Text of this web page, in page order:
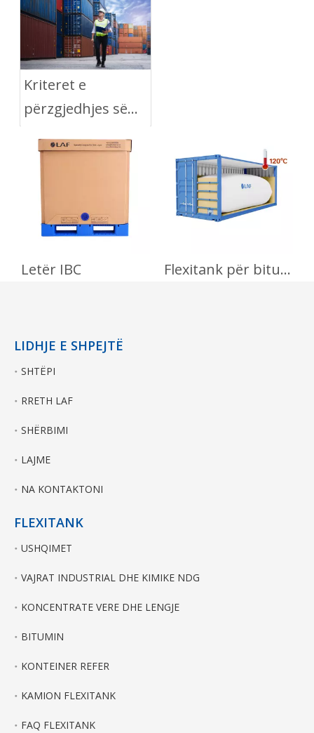
nëpërmjet
hekurudhës
Kriteret e
përzgjedhjes së
Flexitank
Letër IBC Flexitank për bitum
LIDHJE E SHPEJTË
SHTËPI
RRETH LAF
SHËRBIMI
LAJME
NA KONTAKTONI
FLEXITANK
USHQIMET
VAJRAT INDUSTRIAL DHE KIMIKE NDG
KONCENTRATE VERE DHE LENGJE
BITUMIN
KONTEINER REFER
KAMION FLEXITANK
FAQ FLEXITANK